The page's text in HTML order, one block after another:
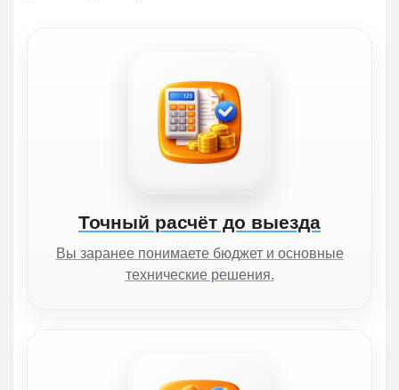
Точный расчёт до выезда
Вы заранее понимаете бюджет и основные
технические решения.